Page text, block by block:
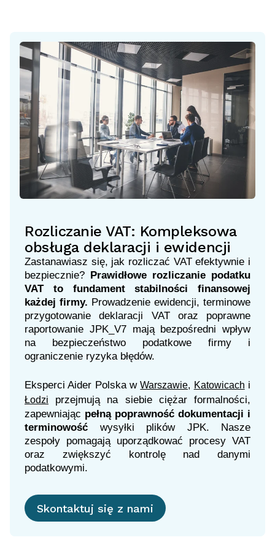
Rozliczanie VAT: Kompleksowa
obsługa deklaracji i ewidencji
Zastanawiasz się, jak rozliczać VAT efektywnie i
bezpiecznie? Prawidłowe rozliczanie podatku
VAT
to fundament stabilności finansowej
każdej firmy. Prowadzenie ewidencji, terminowe
przygotowanie deklaracji VAT oraz poprawne
raportowanie JPK_V7 mają bezpośredni wpływ
na bezpieczeństwo podatkowe firmy i
ograniczenie ryzyka błędów.
Eksperci Aider Polska wWarszawie, Katowicach i
Łodzi
przejmują na siebie ciężar formalności,
zapewniając pełną poprawność dokumentacji i
terminowość wysyłki plików JPK. Nasze
zespoły pomagają uporządkować procesy VAT
oraz zwiększyć kontrolę nad danymi
Skontaktuj się z nami